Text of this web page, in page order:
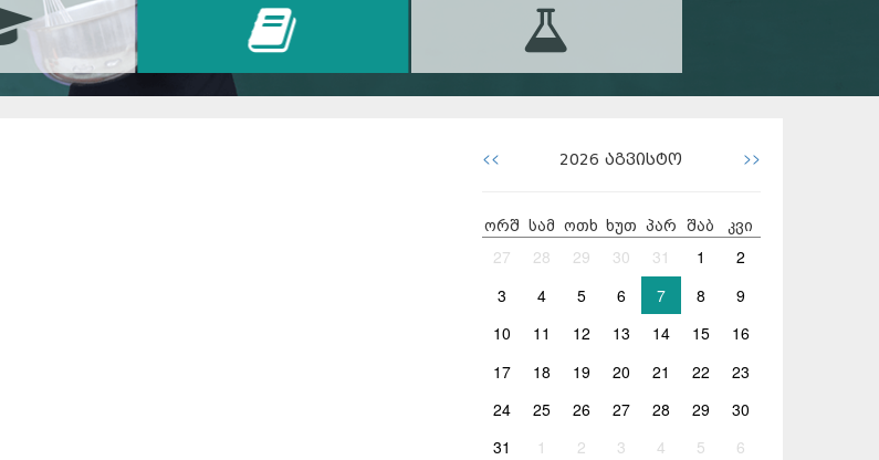
<< 2026 აგვისტო >>
ორშ სამ ოთხ ხუთ პარ შაბ კვი
27 28 29 30 31 1
2
3
4 5 6 7 8
9
10
11 12 13 14 15
16
17
18 19 20 21 22
23
24
25 26 27 28 29
30
31
1 2 3 4 5 6